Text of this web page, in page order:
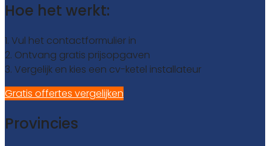
Hoe het werkt:
1. Vul het contactformulier in
2. Ontvang gratis prijsopgaven
3. Vergelijk en kies een cv-ketel installateur
Gratis offertes vergelijken
Provincies